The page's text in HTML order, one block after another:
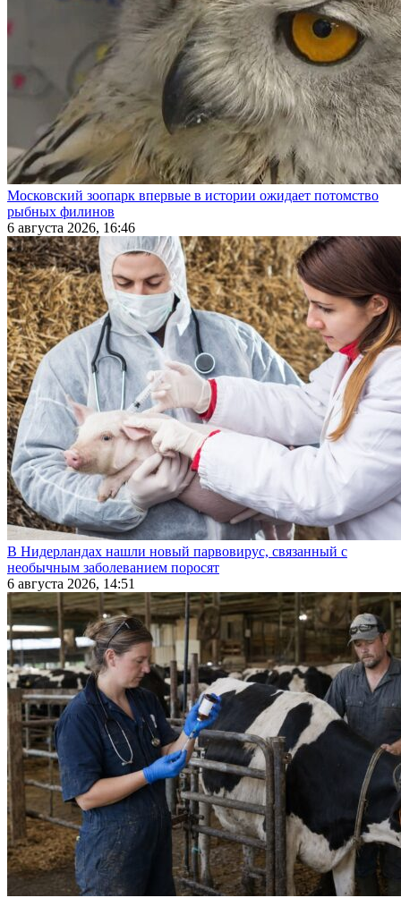
Московский зоопарк впервые в истории ожидает потомство
рыбных филинов
6 августа 2026, 16:46
В Нидерландах нашли новый парвовирус, связанный с
необычным заболеванием поросят
6 августа 2026, 14:51